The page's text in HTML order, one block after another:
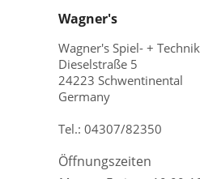
Wagner's
Wagner's Spiel- +
Dieselstraße 5
24223 Schwentinental
Germany
Tel.: 04307/82350
Öffnungszeiten